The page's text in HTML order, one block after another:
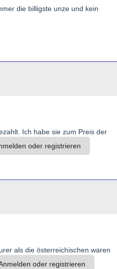
die billigste unze und kein
Ich habe sie zum Preis der
oder registrieren
als die österreichischen waren
oder registrieren